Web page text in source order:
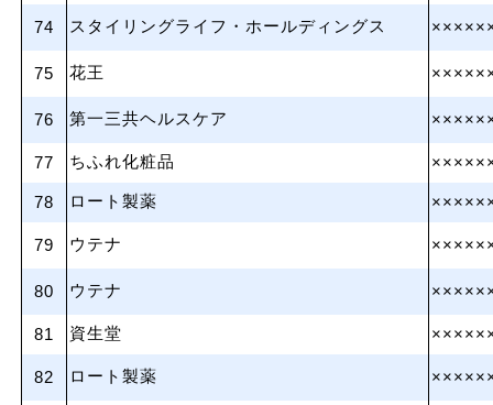
74 スタイリングライフ・ホールディングス
75 花王
76 第一三共ヘルスケア
77 ちふれ化粧品
78 ロート製薬
79 ウテナ
80 ウテナ
81 資生堂
82 ロート製薬